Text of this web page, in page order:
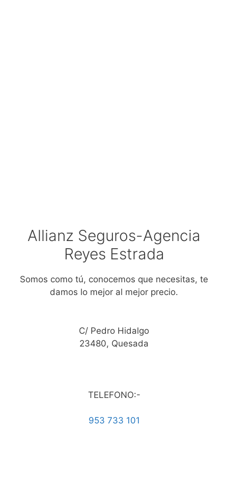
Allianz Seguros-Agencia
Reyes Estrada
Somos como tú, conocemos que necesitas, te
damos lo mejor al mejor precio.
C/ Pedro Hidalgo
23480, Quesada
TELEFONO:-
953 733 101